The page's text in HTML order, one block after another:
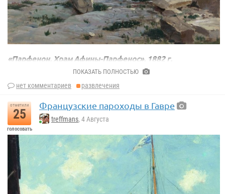
«Парфенон. Храм Афины-Парфенос», 1882 г.
Василий Дмитриевич Поленов.
ПОКАЗАТЬ ПОЛНОСТЬЮ
нет комментариев развлечения
отметили
25
голосовать
Французские пароходы в Гавре
treffmans, 4 Августа